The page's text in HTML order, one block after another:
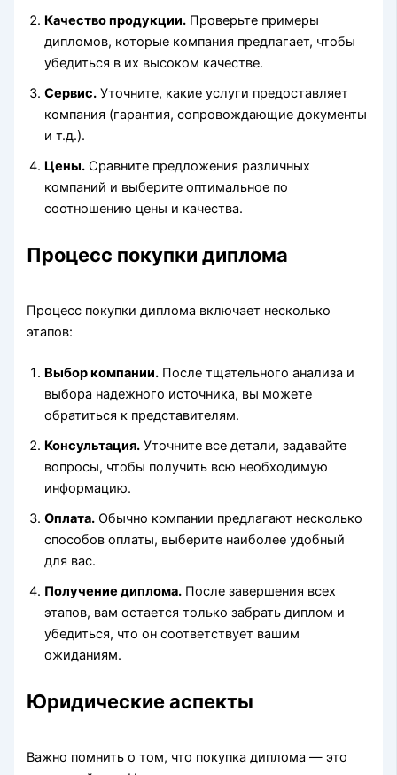
Качество продукции. Проверьте примеры
дипломов, которые компания предлагает, чтобы
убедиться в их высоком качестве.
Сервис. Уточните, какие услуги предоставляет
компания (гарантия, сопровождающие документы
и т.д.).
Цены. Сравните предложения различных
компаний и выберите оптимальное по
соотношению цены и качества.
Процесс покупки диплома
Процесс покупки диплома включает несколько
этапов:
Выбор компании. После тщательного анализа и
выбора надежного источника, вы можете
обратиться к представителям.
Консультация. Уточните все детали, задавайте
вопросы, чтобы получить всю необходимую
информацию.
Оплата. Обычно компании предлагают несколько
способов оплаты, выберите наиболее удобный
для вас.
Получение диплома. После завершения всех
этапов, вам остается только забрать диплом и
убедиться, что он соответствует вашим
ожиданиям.
Юридические аспекты
Важно помнить о том, что покупка диплома — это